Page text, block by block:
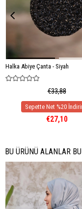
Halka Abiye Çanta - Siyah
€33,88
€27,10
BU ÜRÜNÜ ALANLAR